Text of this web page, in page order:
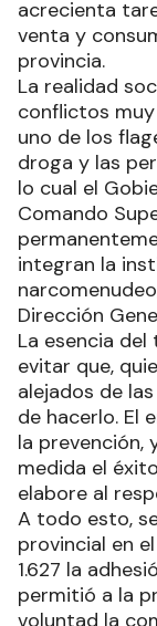
acrecienta
venta y
provincia.
La realidad
conflictos
uno de los
droga y las
lo cual el
Comando
integran la
Dirección
La esencia
evitar que,
alejados de
de hacerlo. El
la prevención,
medida el
elabore al
A todo esto,
provincial en
1.627 la
permitió a la